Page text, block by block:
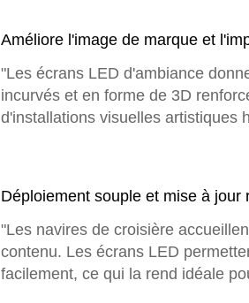
Améliore l'image de marque et
"Les écrans LED d'ambiance
incurvés et en forme de 3D
d'installations visuelles artistiques
Déploiement souple et mise à jour
"Les navires de croisière
contenu. Les écrans LED
facilement, ce qui la rend idéale